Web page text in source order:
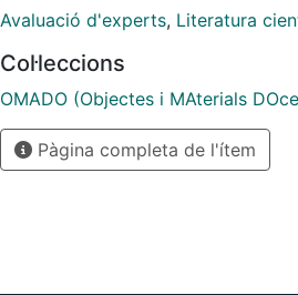
Avaluació d'experts, Literatura
Col·leccions
OMADO (Objectes i MAterials
Pàgina completa de l'ítem